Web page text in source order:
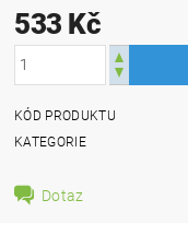
533 Kč
KÓD PRODUKTU
KATEGORIE
Dotaz